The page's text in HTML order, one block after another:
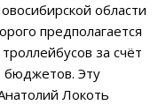
области
предполагается
за счёт
бюджетов. Эту
Локоть